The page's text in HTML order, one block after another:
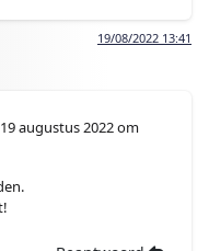
19/08/2022 13:41
augustus 2022 om